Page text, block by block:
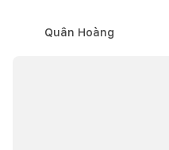
Quân Hoàng